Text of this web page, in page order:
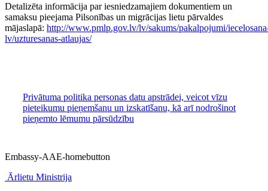
Detalizēta informācija par iesniedzamajiem dokumentiem un
samaksu pieejama Pilsonības un migrācijas lietu pārvaldes
mājaslapā: http://www.pmlp.gov.lv/lv/sakums/pakalpojumi/
lv/uzturesanas-atlaujas/
Privātuma politika personas datu apstrādei, veicot vīzu
pieteikumu pieņemšanu un izskatīšanu, kā arī nodrošinot
pieņemto lēmumu pārsūdzību
Embassy-AAE-homebutton
Ārlietu Ministrija